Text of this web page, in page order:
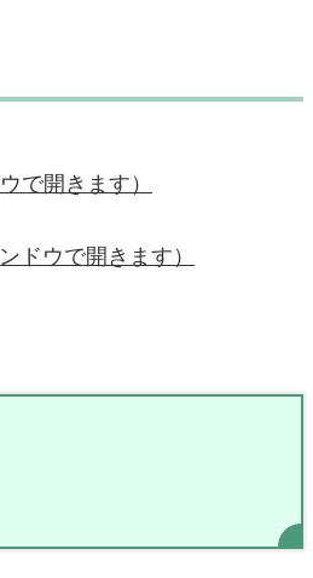
で開きます）
ドウで開きます）